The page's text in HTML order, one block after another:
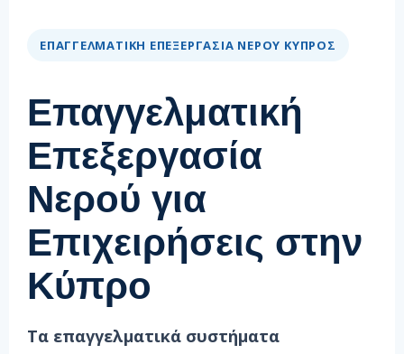
ΕΠΑΓΓΕΛΜΑΤΙΚΉ ΕΠΕΞΕΡΓΑΣΊΑ ΝΕΡΟΎ ΚΎΠΡΟΣ
Επαγγελματική
Επεξεργασία
Νερού για
Επιχειρήσεις στην
Κύπρο
Τα επαγγελματικά συστήματα